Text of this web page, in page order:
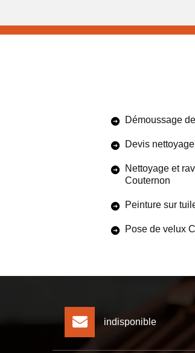
Démoussage
Devis
Nettoyage et
Couternon
Peinture sur
Pose de velux
indisponible